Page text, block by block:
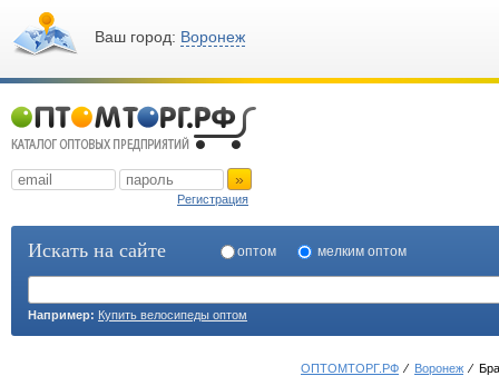
Ваш город: Воронеж
»
Регистрация
Искать на сайте оптом мелким оптом
Например: Купить велосипеды оптом
ОПТОМТОРГ.РФ Воронеж